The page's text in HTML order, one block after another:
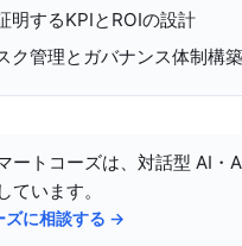
明するKPIとROIの設計
ク管理とガバナンス体制構築
ートコーズは、対話型 AI・
ています。
ズに相談する →